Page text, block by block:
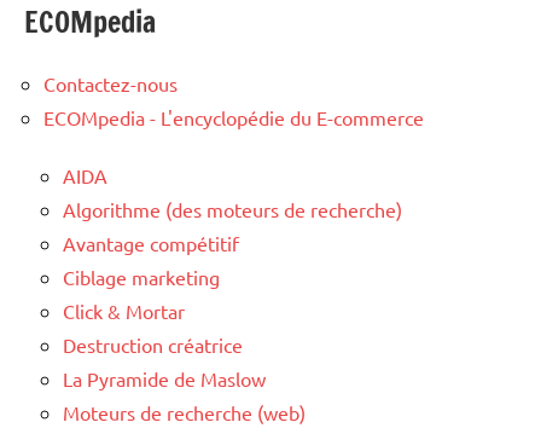
ECOMpedia
Contactez-nous
ECOMpedia - L'encyclopédie du E-commerce
AIDA
Algorithme (des moteurs de recherche)
Avantage compétitif
Ciblage marketing
Click & Mortar
Destruction créatrice
La Pyramide de Maslow
Moteurs de recherche (web)